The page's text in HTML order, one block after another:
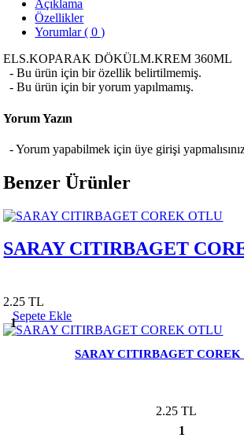
Açıklama
Özellikler
Yorumlar ( 0 )
ELS.KOPARAK DÖKÜLM.KREM 360ML
- Bu ürün için bir özellik belirtilmemiş.
- Bu ürün için bir yorum yapılmamış.
Yorum Yazın
- Yorum yapabilmek için üye girişi
Benzer Ürünler
SARAY CITIRBAGET
2.25 TL
1
Sepete Ekle
SARAY CITIRBAGET
2.25 TL
1